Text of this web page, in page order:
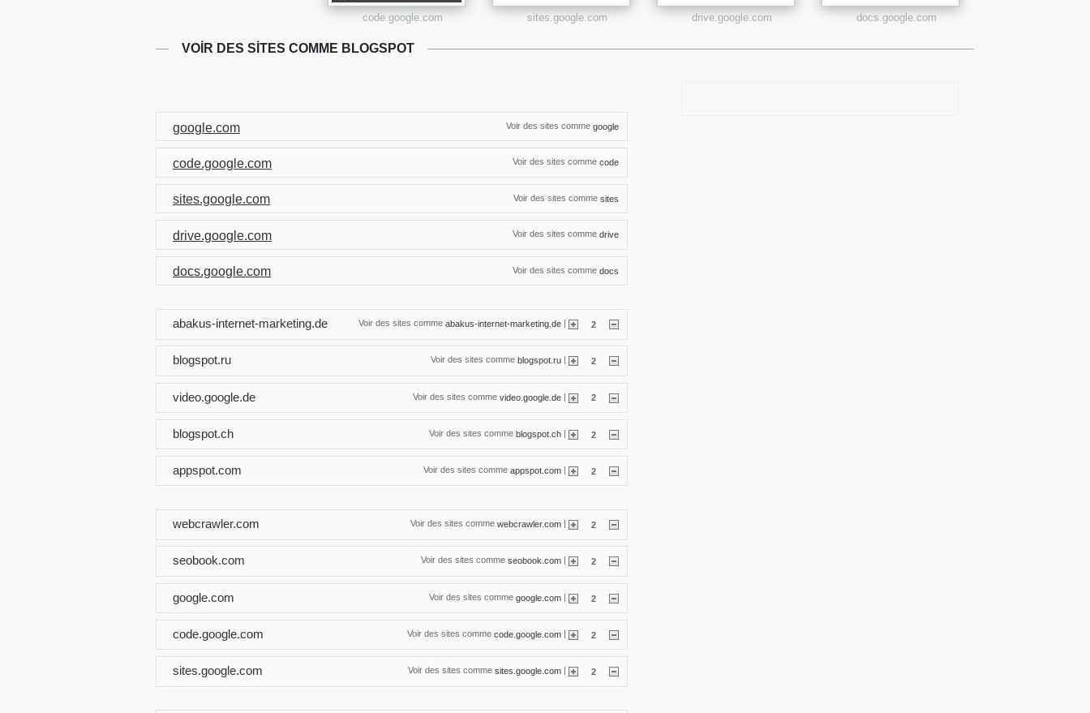
code.google.com sites.google.com drive.google.com docs.google.com
VOIR DES SITES COMME BLOGSPOT
Voir des sites comme google
google.com
Voir des sites comme code
code.google.com
Voir des sites comme sites
sites.google.com
Voir des sites comme drive
drive.google.com
Voir des sites comme docs
docs.google.com
Voir des sites comme abakus-internet-marketing.de | 2
abakus-internet-marketing.de
Voir des sites comme blogspot.ru 2
blogspot.ru
Voir des sites comme video.google.de | 2
video.google.de
Voir des sites comme blogspot.ch | 2
blogspot.ch
Voir des sites comme appspot.com | 2
appspot.com
Voir des sites comme webcrawler.com 2
webcrawler.com
Voir des sites comme seobook.com 2
seobook.com
Voir des sites comme google.com | 2
google.com
Voir des sites comme code.google.com | 2
code.google.com
Voir des sites comme sites.google.com | 2
sites.google.com